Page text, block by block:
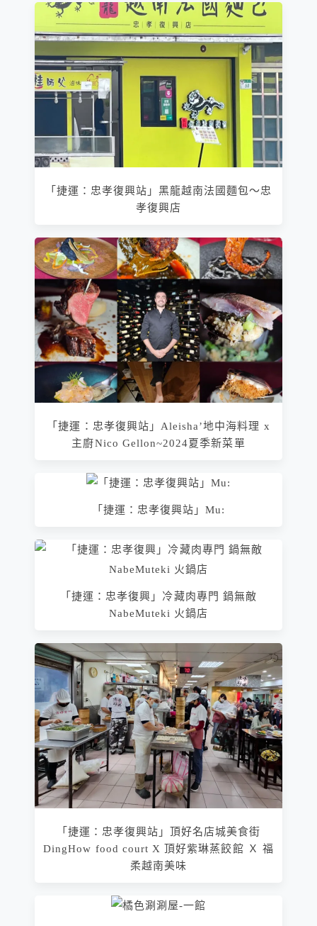
「捷運：忠孝復興站」黑龍越南法國麵包～忠
孝復興店
「捷運：忠孝復興站」Aleisha’地中海料理 x
主廚Nico Gellon~2024夏季新菜單
「捷運：忠孝復興站」Mu:
「捷運：忠孝復興」冷藏肉專門 鍋無敵
NabeMuteki 火鍋店
「捷運：忠孝復興站」頂好名店城美食街
DingHow food court X 頂好紫琳蒸餃館 Ｘ 福
柔越南美味